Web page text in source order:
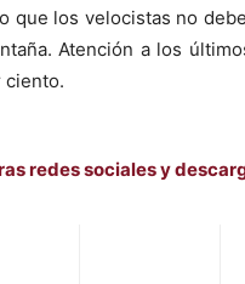
que los velocistas no
Atención a los
ciento.
redes sociales y